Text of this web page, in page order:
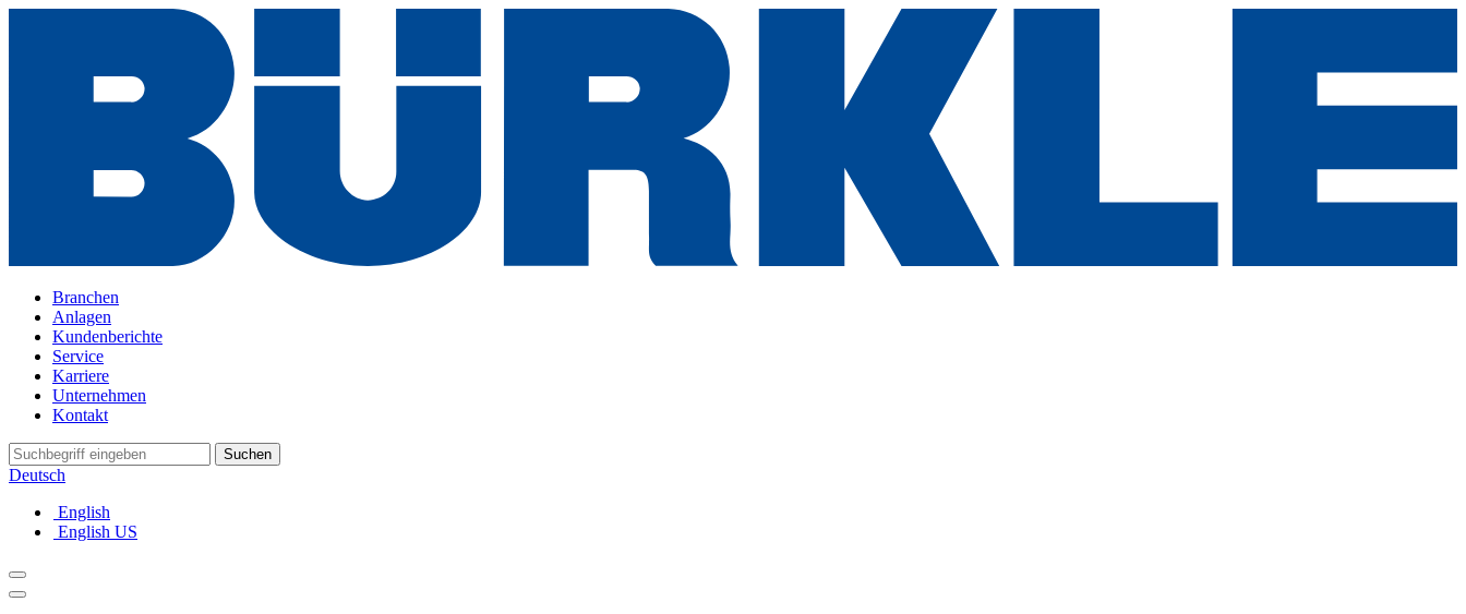
Branchen
Anlagen
Kundenberichte
Service
Karriere
Unternehmen
Kontakt
Suchen
Deutsch
English
English US